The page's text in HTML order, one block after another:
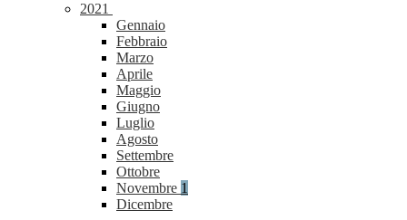
2021
Gennaio
Febbraio
Marzo
Aprile
Maggio
Giugno
Luglio
Agosto
Settembre
Ottobre
Novembre 1
Dicembre